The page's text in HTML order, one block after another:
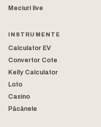
Meciuri live
INSTRUMENTE
Calculator EV
Convertor Cote
Kelly Calculator
Loto
Casino
Păcănele